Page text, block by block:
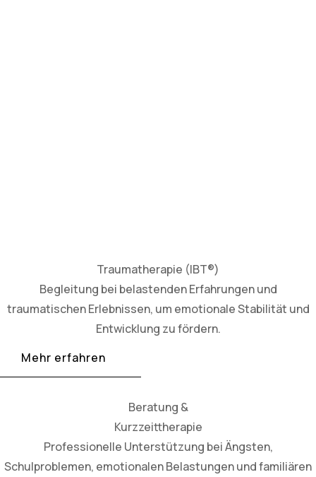
Traumatherapie (IBT®)
Begleitung bei belastenden Erfahrungen und
traumatischen Erlebnissen, um emotionale Stabilität und
Entwicklung zu fördern.
Mehr erfahren
Beratung &
Kurzzeittherapie
Professionelle Unterstützung bei Ängsten,
Schulproblemen, emotionalen Belastungen und familiären